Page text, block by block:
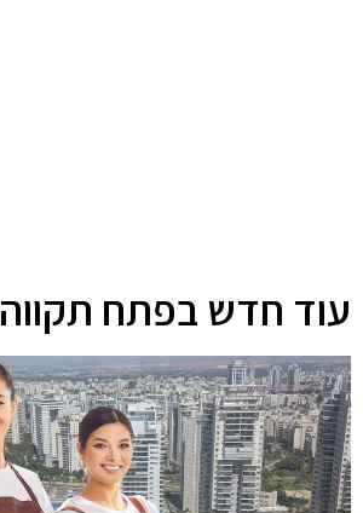
עוד חדש בפתח תקווה